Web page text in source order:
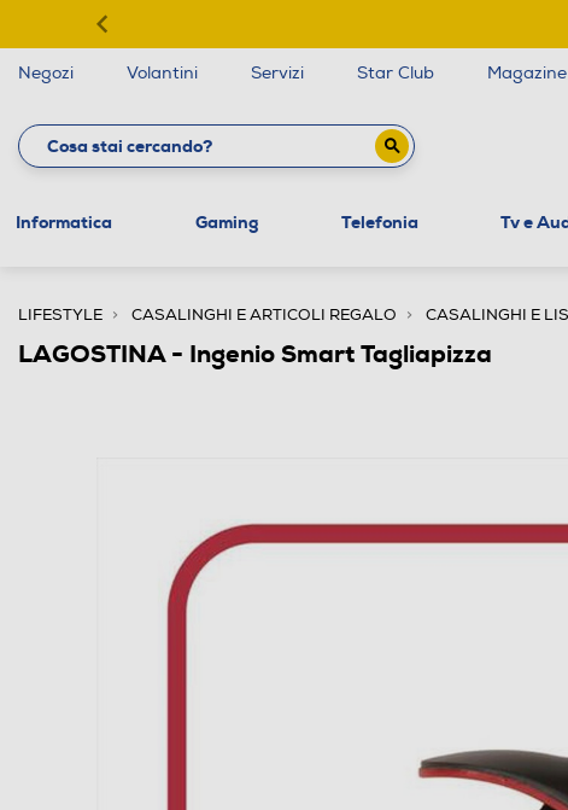
Negozi Volantini Servizi Star Club Magazine
Informatica Gaming Telefonia Tv e
LIFESTYLE CASALINGHI E ARTICOLI REGALO CASALINGHI E
LAGOSTINA - Ingenio Smart Tagliapizza